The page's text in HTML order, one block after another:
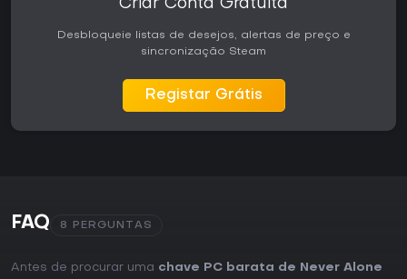
Criar Conta Gratuita
Desbloqueie listas de desejos, alertas de preço e
sincronização Steam
Registar Grátis
FAQ 8 PERGUNTAS
Antes de procurar uma chave PC barata de Never Alone